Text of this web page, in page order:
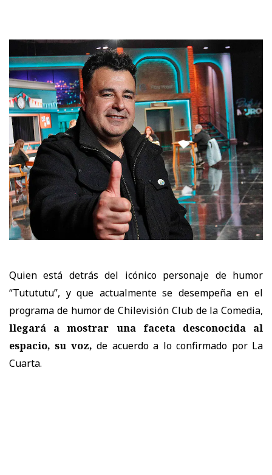
Quien está detrás del icónico personaje de humor
“Tutututu”, y que actualmente se desempeña en el
programa de humor de Chilevisión Club de la Comedia,
llegará a mostrar una faceta desconocida al
espacio, su voz,de acuerdo a lo confirmado por La
Cuarta.